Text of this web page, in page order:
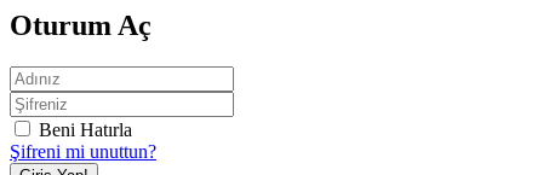
Oturum Aç
Beni Hatırla
Şifreni mi unuttun?